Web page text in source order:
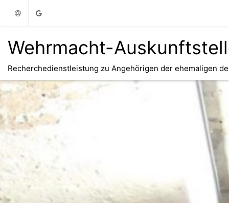
Email Google
Wehrmacht-
Recherchedienstleistung zu Angehörigen der ehemaligen